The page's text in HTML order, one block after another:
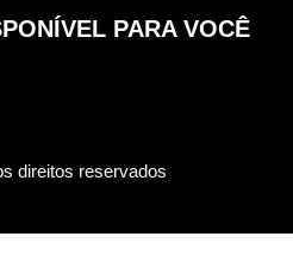
PARA VOCÊ
direitos reservados